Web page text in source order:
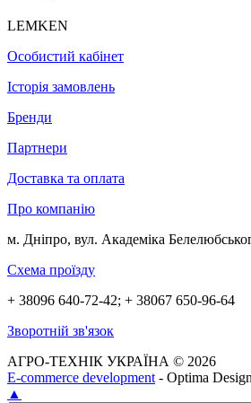
LEMKEN
Особистий кабінет
Історія замовлень
Бренди
Партнери
Доставка та оплата
Про компанію
м. Дніпро, вул. Академіка
Схема проїзду
+ 38096 640-72-42; + 38067 650-96-64
Зворотній зв'язок
АГРО-ТЕХНІК УКРАЇНА © 2026
E-commerce development - Optima Design
▲